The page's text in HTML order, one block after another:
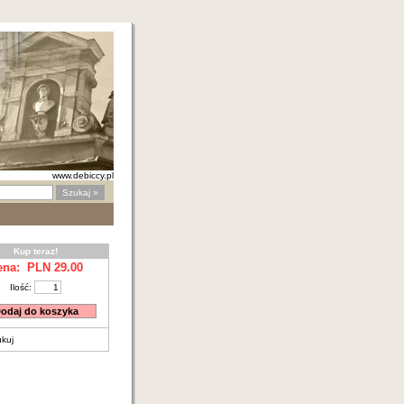
www.debiccy.pl
Kup teraz!
PLN 29.00
Ilość: